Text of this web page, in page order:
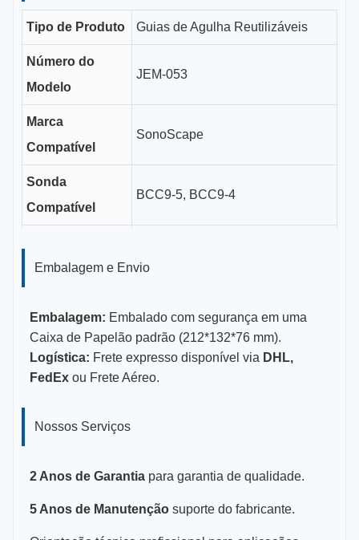
Tipo de Produto Guias de Agulha Reutilizáveis
Número do
Modelo
JEM-053
Marca
Compatível
SonoScape
Sonda
Compatível
BCC9-5, BCC9-4
do Canal Guia
16-18G
Certificações CE, ISO 13485, Certificado FDA
Embalagem e Envio
Embalagem: Embalado com segurança em uma
Caixa de Papelão padrão (212*132*76 mm).
Logística: Frete expresso disponível via DHL,
FedEx ou Frete Aéreo.
Nossos Serviços
2 Anos de Garantia para garantia de qualidade.
5 Anos de Manutenção suporte do fabricante.